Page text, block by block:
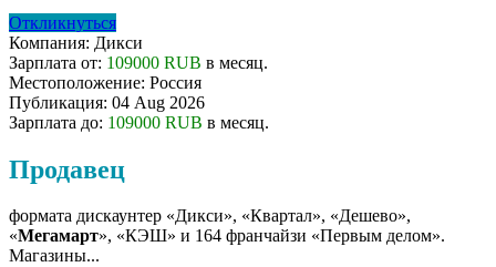
Откликнуться
Компания: Дикси
Зарплата от: 109000 RUB в месяц.
Местоположение: Россия
Публикация: 04 Aug 2026
Зарплата до: 109000 RUB в месяц.
Продавец
формата дискаунтер «Дикси», «Квартал», «Дешево»,
«Мегамарт», «КЭШ» и 164 франчайзи «Первым делом».
Магазины...